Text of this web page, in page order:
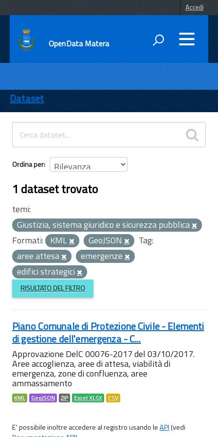
Accedi
OpenData Matera
ENTI
TEMI
INFORMAZIONI
Dataset
Ordina per
1 dataset trovato
temi:
Giustizia, sistema giuridico e sicurezza pubblica
Formati: KML GeoJSON
Tag:
aree attesa
emergenze
edifici strategici
RISULTATO DEL FILTRO
Piano Comunale di Protezione Civile - Elementi
di gestione dell'emergenza - C...
Approvazione DelC 00076-2017 del 03/10/2017.
Aree accoglienza, aree di attesa, viabilità di
emergenza, zone di confluenza, aree
ammassamento
KML GeoJSON ZIP Excel XLSX CSV
E' possibile inoltre accedere al registro usando leAPI(vedi